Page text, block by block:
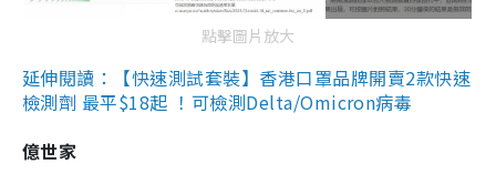
點擊圖片放大
延伸閱讀：【快速測試套裝】香港口罩品牌開賣2款快速
檢測劑 最平$18起 ！可檢測Delta/Omicron病毒
億世家